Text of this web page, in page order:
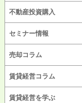
不動産投資購入
セミナー情報
売却コラム
賃貸経営コラム
賃貸経営を学ぶ